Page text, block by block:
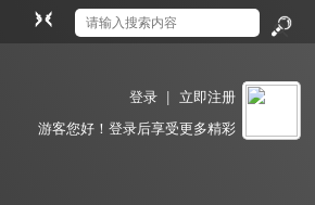
索
登录
立即注册
游客您好！登录后享受更多精彩